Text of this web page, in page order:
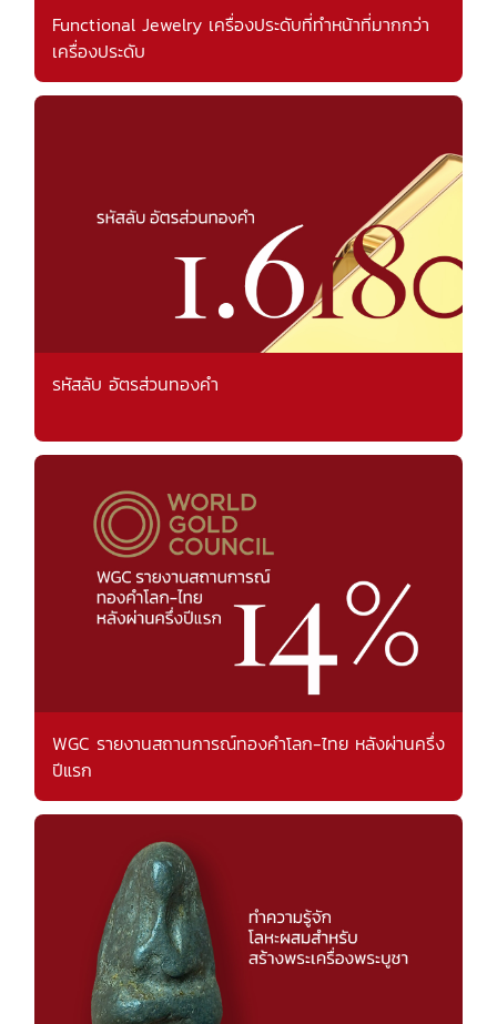
Functional Jewelry เครื่องประดับที่ทำหน้าที่มากกว่า
เครื่องประดับ
รหัสลับ อัตรส่วนทองคำ
WGC รายงานสถานการณ์ทองคำโลก-ไทย หลังผ่านครึ่ง
ปีแรก